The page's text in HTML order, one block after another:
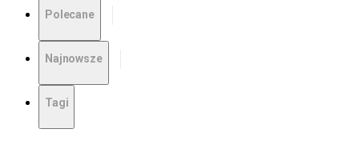
Polecane
Najnowsze
Tagi